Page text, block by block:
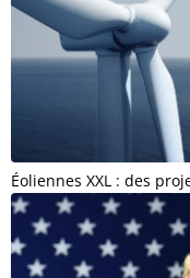
Éoliennes XXL : des